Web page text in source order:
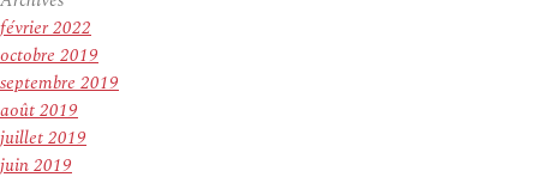
février 2022
octobre 2019
septembre 2019
août 2019
juillet 2019
juin 2019